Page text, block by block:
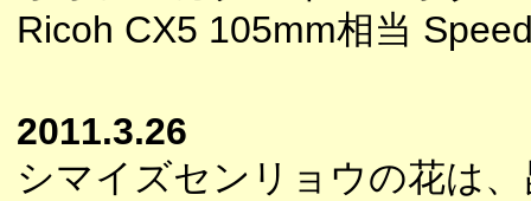
Ricoh CX5 105mm相当
2011.3.26
シマイズセンリョウの花は